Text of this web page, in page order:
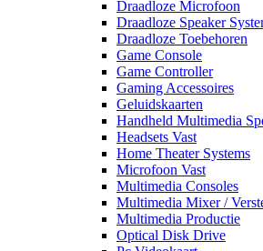
Draadloze Microfoon
Draadloze Speaker
Draadloze Toebehoren
Game Console
Game Controller
Gaming Accessoires
Geluidskaarten
Handheld Multimedia
Headsets Vast
Home Theater Systems
Microfoon Vast
Multimedia Consoles
Multimedia Mixer /
Multimedia Productie
Optical Disk Drive